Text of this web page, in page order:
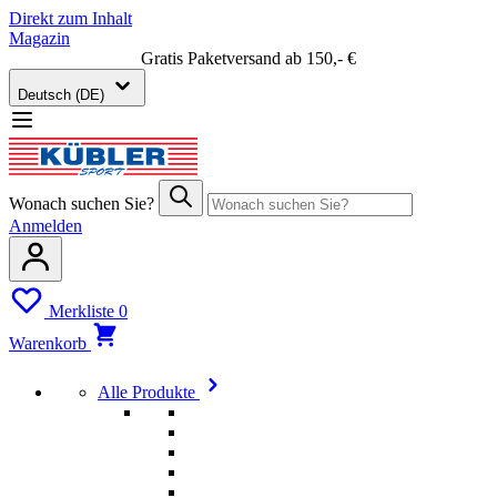
Direkt zum Inhalt
Magazin
Gratis Paketversand ab 150,- €
Deutsch (DE)
Wonach suchen Sie?
Anmelden
Merkliste 0
Warenkorb
Alle Produkte